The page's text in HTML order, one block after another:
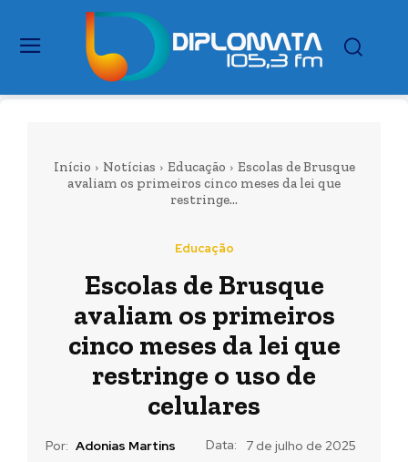
Início Notícias Educação
Escolas de Brusque
avaliam os primeiros cinco meses da lei que
restringe...
Educação
Escolas de Brusque
avaliam os primeiros
cinco meses da lei que
restringe o uso de
celulares
Por: Adonias Martins Data: 7 de julho de 2025